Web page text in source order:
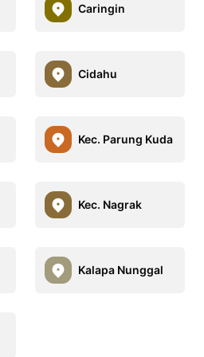
Caringin
Cidahu
Kec. Parung Kuda
Kec. Nagrak
Kalapa Nunggal